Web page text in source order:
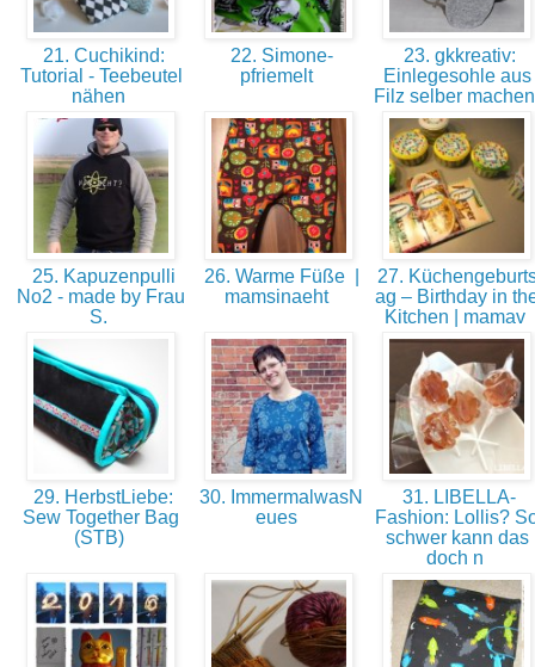
21. Cuchikind:
Tutorial - Teebeutel
nähen
22. Simone-
pfriemelt
23. gkkreativ:
Einlegesohle aus
Filz selber
25. Kapuzenpulli
No2 - made by Frau
S.
26. Warme Füße |
mamsinaeht
27.
ag – Birthday in
Kitchen | mamav
29. HerbstLiebe:
Sew Together Bag
(STB)
30. ImmermalwasN
eues
31. LIBELLA-
Fashion: Lollis?
schwer kann das
doch n